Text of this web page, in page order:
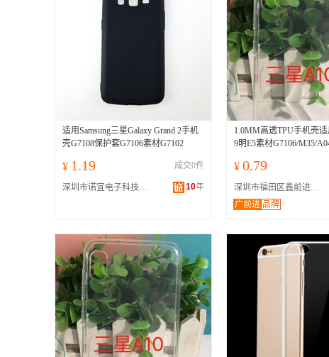
适用Samsung三星Galaxy Grand 2手机
壳G7108保护套G7106素材G7102
¥ 1.19 成交0件
深圳市诺宜电子科技有限公司 10年
1.0MM高透TPU手机壳
9明E5素材G7106/M35/
¥ 0.79
深圳市福田区鑫前进手机数码配件商行
广前进 品牌